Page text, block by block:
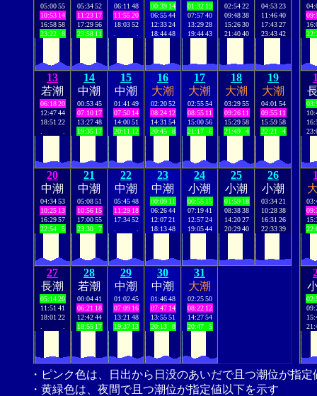
05:00 55
10:53 14
16:58 58
23:22
8
05:34 52
11:23 17
17:29 56
23:58 11
06:11 48
11:55 20
18:03 52
00:39 14
06:55 44
12:33 24
18:44 48
01:32 19
07:57 40
13:29 28
19:44 43
02:54 22
09:48 38
15:26 30
21:40 40
04:53 23
11:46 40
17:43 27
23:43 42
13
若潮
06:18 20
12:47 44
18:51 22
14
中潮
00:53 45
07:10 17
13:27 48
19:35 17
15
中潮
01:41 49
07:50 14
14:00 51
20:11 12
16
大潮
02:20 52
08:24 12
14:31 54
20:45
8
17
大潮
02:55 54
08:55 11
15:00 56
21:17
6
18
大潮
03:29 55
09:26 11
15:29 58
21:49
4
19
大潮
04:01 54
09:55 11
15:59 58
22:21
4
20
中潮
04:34 53
10:25 13
16:29 57
22:54
5
21
中潮
05:08 51
10:56 15
17:00 55
23:30
7
22
中潮
05:45 48
11:29 18
17:34 52
23
中潮
00:09 11
06:26 44
12:07 21
18:13 48
24
小潮
00:55 15
07:19 41
12:57 24
19:05 44
25
小潮
01:59 18
08:38 38
14:20 27
20:29 40
26
小潮
03:34 21
10:28 38
16:31 26
22:33 39
27
長潮
05:14 20
11:51 41
18:01 22
28
若潮
00:04 41
06:21 18
12:42 44
18:55 17
29
中潮
01:02 45
07:09 16
13:21 48
19:37 13
30
中潮
01:46 48
07:47 14
13:55 51
20:13
8
31
大潮
02:25 50
08:22 12
14:27 54
20:47
5
・ピンク色は、日出から日没のあいだで且つ潮位が指
・黄緑色は、夜間で且つ潮位が指定値以下を示す